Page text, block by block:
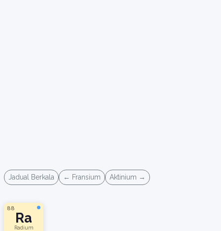
Jadual Berkala ← Fransium Aktinium →
88
Ra
Radium